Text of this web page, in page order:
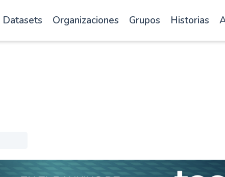
Datasets Organizaciones Grupos Historias